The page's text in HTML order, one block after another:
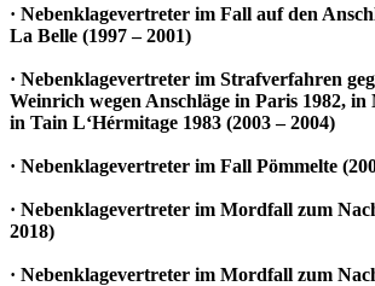
· Nebenklagevertreter im Fall auf den
La Belle (1997 – 2001)
· Nebenklagevertreter im Strafverfahren
Weinrich wegen Anschläge in Paris 1982, in
in Tain L‘Hérmitage 1983 (2003 – 2004)
· Nebenklagevertreter im Fall Pömmelte
· Nebenklagevertreter im Mordfall zum
2018)
· Nebenklagevertreter im Mordfall zum